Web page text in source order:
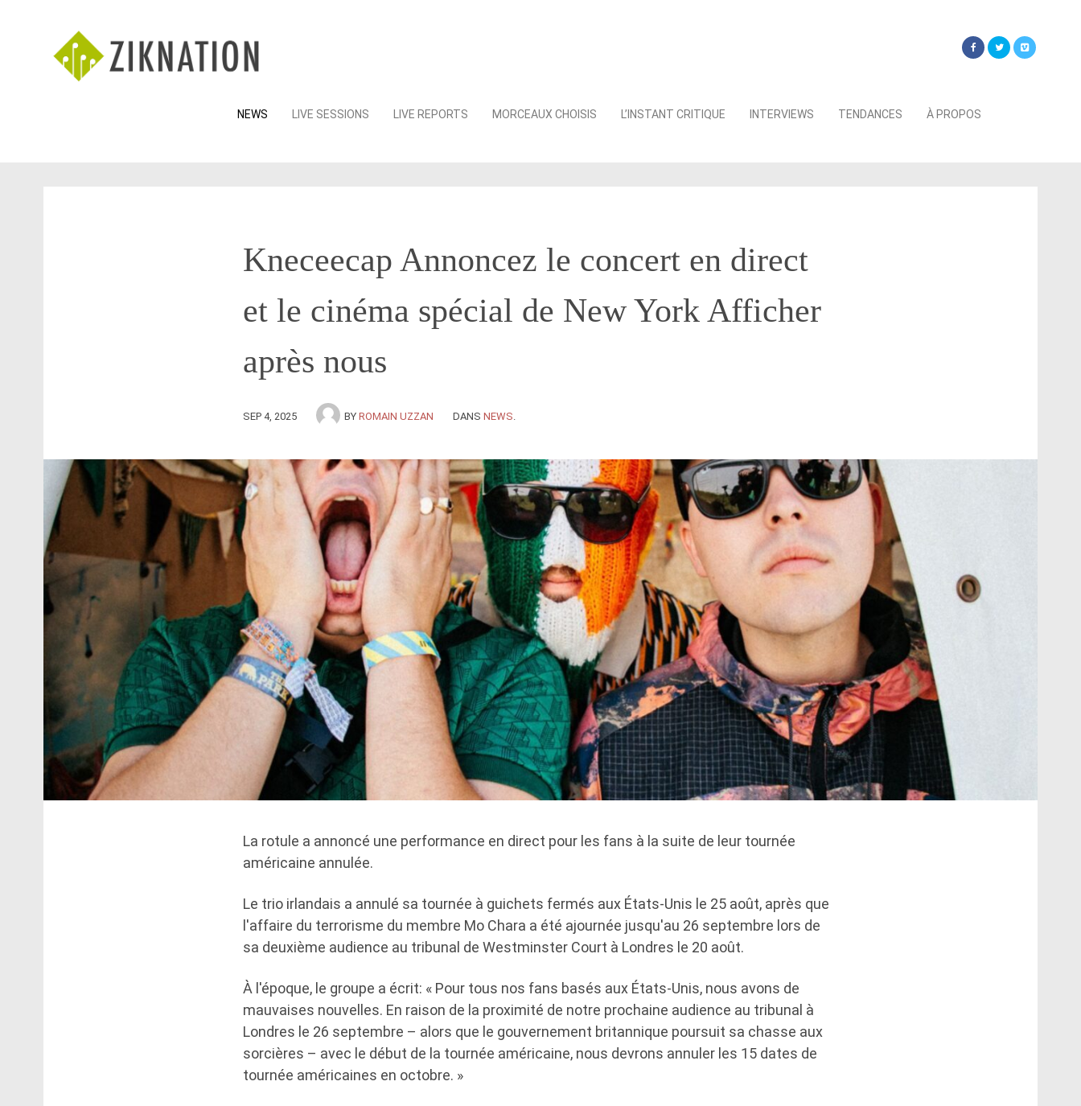
Skip
NEWS LIVE SESSIONS LIVE REPORTS MORCEAUX CHOISIS L’INSTANT CRITIQUE INTERVIEWS TENDANCES À PROPOS
Kneceecap Annoncez le concert en direct
et le cinéma spécial de New York Afficher
après nous
SEP 4, 2025 BY ROMAIN UZZAN DANS NEWS
La rotule a annoncé une performance en direct pour les fans à la suite de leur tournée
américaine annulée.
Le trio irlandais a annulé sa tournée à guichets fermés aux États-Unis le 25 août, après que
l'affaire du terrorisme du membre Mo Chara a été ajournée jusqu'au 26 septembre lors de
sa deuxième audience au tribunal de Westminster Court à Londres le 20 août.
À l'époque, le groupe a écrit: « Pour tous nos fans basés aux États-Unis, nous avons de
mauvaises nouvelles. En raison de la proximité de notre prochaine audience au tribunal à
Londres le 26 septembre – alors que le gouvernement britannique poursuit sa chasse aux
sorcières – avec le début de la tournée américaine, nous devrons annuler les 15 dates de
tournée américaines en octobre. »